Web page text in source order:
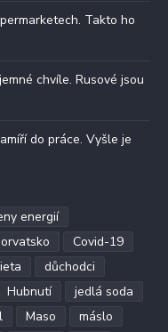
Takto ho
chvíle. Rusové jsou
do práce. Vyšle je
energií
Covid-19
důchodci
Hubnutí
jedlá soda
Maso
máslo